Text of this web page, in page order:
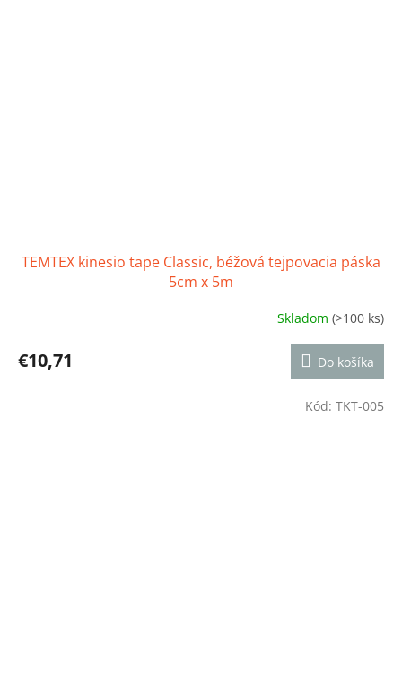
TEMTEX kinesio tape Classic, béžová tejpovacia páska
5cm x 5m
produktu
je
4,5
Skladom(>100 ks)
€10,71 Do košíka
Kód: TKT-005